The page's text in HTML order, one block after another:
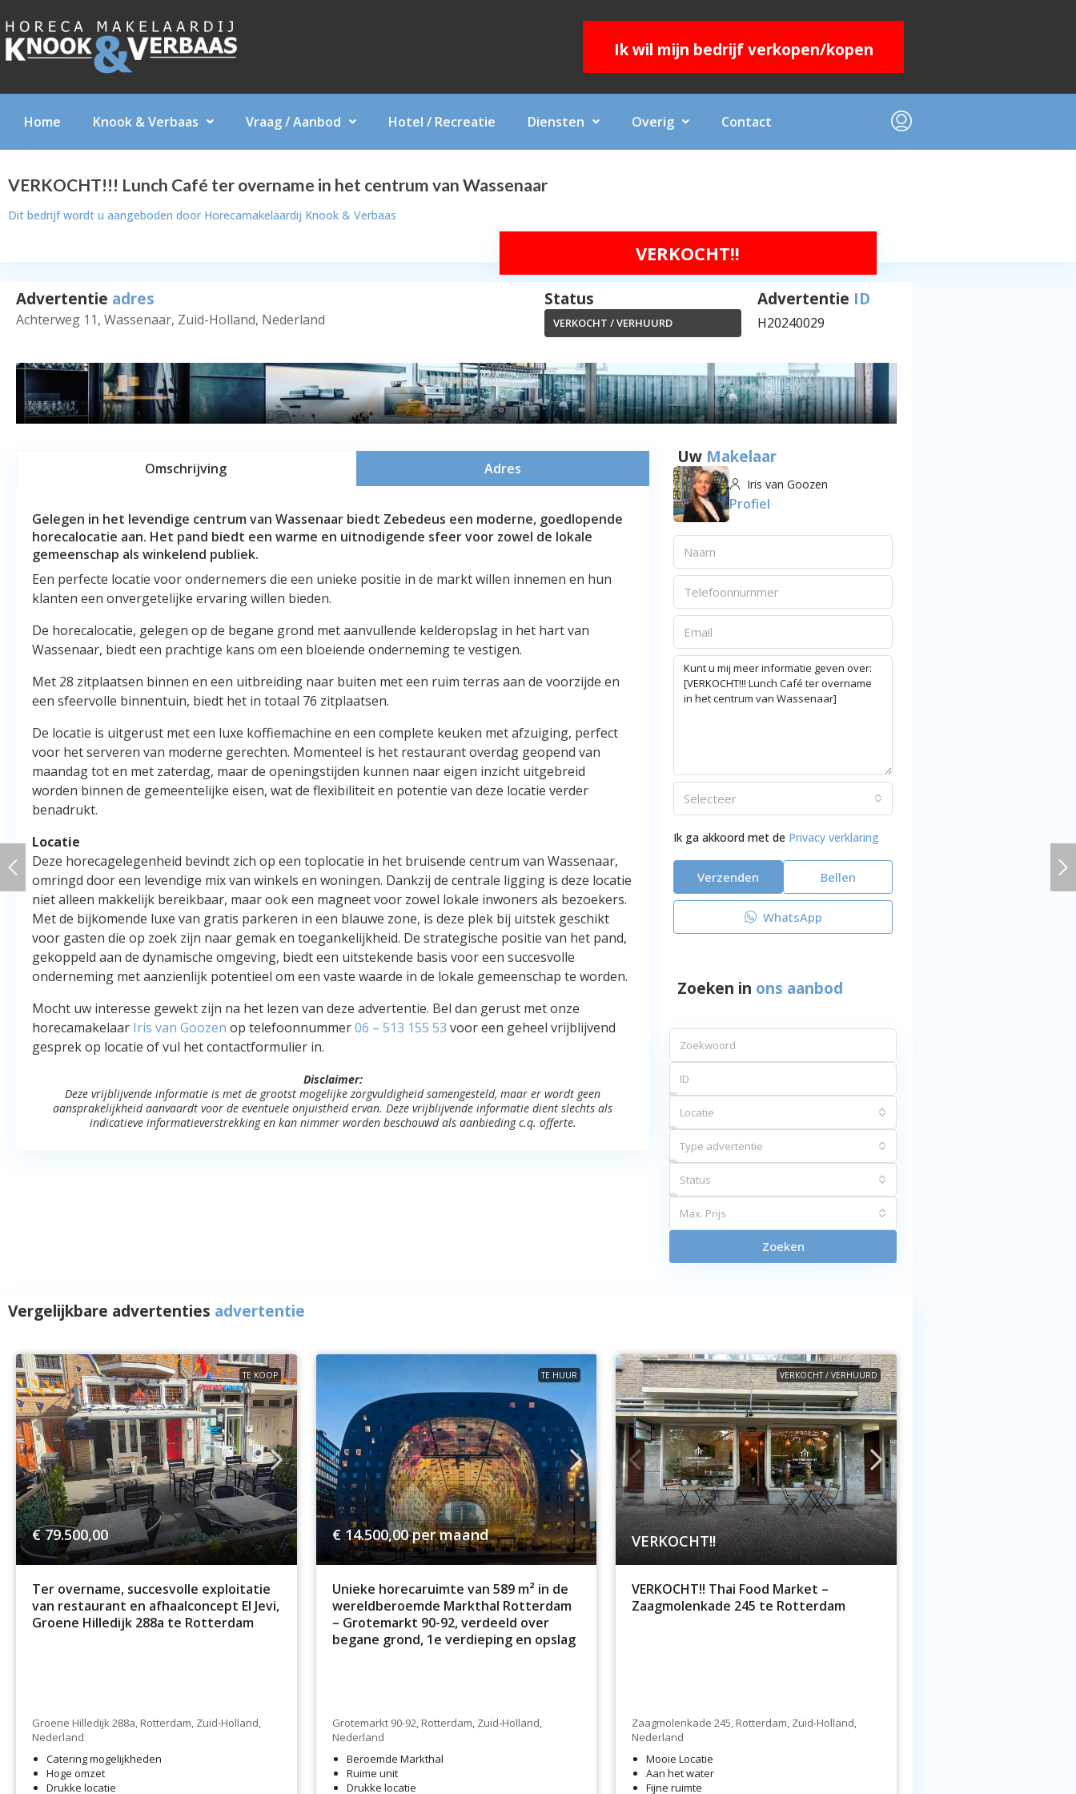
Ik wil mijn bedrijf verkopen/kopen
Home Knook & Verbaas Vraag / Aanbod Hotel / Recreatie Diensten Overig Contact
VERKOCHT!!! Lunch Café ter overname in het centrum van Wassenaar
Dit bedrijf wordt u aangeboden door Horecamakelaardij Knook & Verbaas
VERKOCHT!!
Advertentie adres
Achterweg 11, Wassenaar, Zuid-Holland, Nederland
Status
VERKOCHT / VERHUURD
Advertentie ID
H20240029
Omschrijving Adres
Gelegen in het levendige centrum van Wassenaar biedt Zebedeus een moderne, goedlopende
horecalocatie aan. Het pand biedt een warme en uitnodigende sfeer voor zowel de lokale
gemeenschap als winkelend publiek.
Een perfecte locatie voor ondernemers die een unieke positie in de markt willen innemen en hun
klanten een onvergetelijke ervaring willen bieden.
De horecalocatie, gelegen op de begane grond met aanvullende kelderopslag in het hart van
Wassenaar, biedt een prachtige kans om een bloeiende onderneming te vestigen.
Met 28 zitplaatsen binnen en een uitbreiding naar buiten met een ruim terras aan de voorzijde en
een sfeervolle binnentuin, biedt het in totaal 76 zitplaatsen.
De locatie is uitgerust met een luxe koffiemachine en een complete keuken met afzuiging, perfect
voor het serveren van moderne gerechten. Momenteel is het restaurant overdag geopend van
maandag tot en met zaterdag, maar de openingstijden kunnen naar eigen inzicht uitgebreid
worden binnen de gemeentelijke eisen, wat de flexibiliteit en potentie van deze locatie verder
benadrukt.
Locatie
Deze horecagelegenheid bevindt zich op een toplocatie in het bruisende centrum van Wassenaar,
omringd door een levendige mix van winkels en woningen. Dankzij de centrale ligging is deze locatie
niet alleen makkelijk bereikbaar, maar ook een magneet voor zowel lokale inwoners als bezoekers.
Met de bijkomende luxe van gratis parkeren in een blauwe zone, is deze plek bij uitstek geschikt
voor gasten die op zoek zijn naar gemak en toegankelijkheid. De strategische positie van het pand,
gekoppeld aan de dynamische omgeving, biedt een uitstekende basis voor een succesvolle
onderneming met aanzienlijk potentieel om een vaste waarde in de lokale gemeenschap te worden.
Mocht uw interesse gewekt zijn na het lezen van deze advertentie. Bel dan gerust met onze
horecamakelaar Iris van Goozen op telefoonnummer06 – 513 155 53 voor een geheel vrijblijvend
gesprek op locatie of vul het contactformulier in.
Disclaimer:
Deze vrijblijvende informatie is met de grootst mogelijke zorgvuldigheid samengesteld, maar er wordt geen
aansprakelijkheid aanvaardt voor de eventuele onjuistheid ervan. Deze vrijblijvende informatie dient slechts als
indicatieve informatieverstrekking en kan nimmer worden beschouwd als aanbieding c.q. offerte.
Uw Makelaar
Iris van Goozen
Profiel
Selecteer
Ik ga akkoord met de Privacy verklaring
Verzenden Bellen
WhatsApp
Zoeken in ons aanbod
Locatie
Type advertentie
Status
Max. Prijs
Zoeken
Vergelijkbare advertenties advertentie
TE KOOP
€ 79.500,00
Ter overname, succesvolle exploitatie
van restaurant en afhaalconcept El Jevi,
Groene Hilledijk 288a te Rotterdam
Groene Hilledijk 288a, Rotterdam, Zuid-Holland,
Nederland
Catering mogelijkheden
Hoge omzet
Drukke locatie
TE HUUR
€ 14.500,00per maand
Unieke horecaruimte van 589 m² in de
wereldberoemde Markthal Rotterdam
– Grotemarkt 90-92, verdeeld over
begane grond, 1e verdieping en opslag
Grotemarkt 90-92, Rotterdam, Zuid-Holland,
Nederland
Beroemde Markthal
Ruime unit
Drukke locatie
VERKOCHT / VERHUURD
VERKOCHT!!
VERKOCHT!! Thai Food Market –
Zaagmolenkade 245 te Rotterdam
Zaagmolenkade 245, Rotterdam, Zuid-Holland,
Nederland
Mooie Locatie
Aan het water
Fijne ruimte